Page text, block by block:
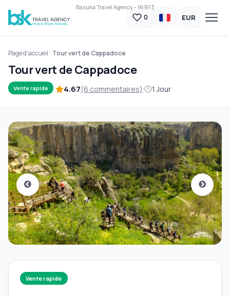
Basuka Travel Agency - 16973
0 EUR
Page d'accueil Tour vert de Cappadoce
Tour vert de Cappadoce
Vente rapide 4.67(6 commentaires) 1 Jour
Vente rapide